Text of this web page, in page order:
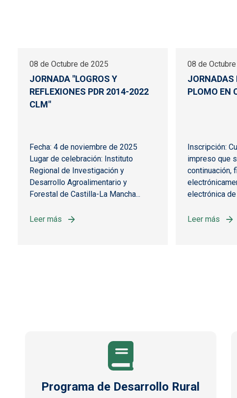
08 de Octubre de 2025
JORNADA "LOGROS Y
REFLEXIONES PDR 2014-2022
CLM"
Fecha: 4 de noviembre de 2025
Lugar de celebración: Instituto
Regional de Investigación y
Desarrollo Agroalimentario y
Forestal de Castilla-La Mancha...
Leer más
sobre JORNADA "LOGROS Y REFLEXIONES PDR 2014-2022
08 de
JORNADAS
PLOMO EN
Inscripción:
impreso que
continuación,
electrónica
Leer más
sobre
Programa de Desarrollo Rural